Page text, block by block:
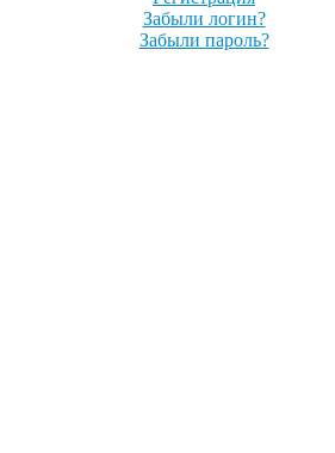
Забыли логин?
Забыли пароль?